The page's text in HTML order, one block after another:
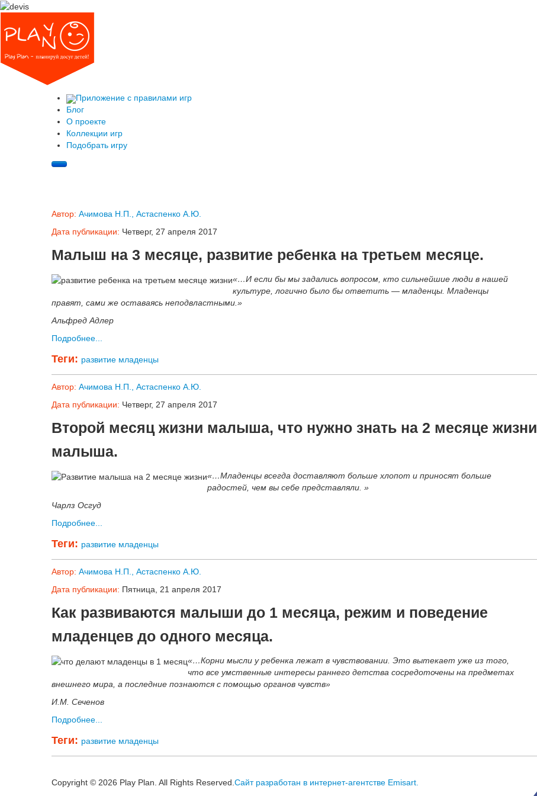
Приложение с правилами игр
Блог
О проекте
Коллекции игр
Подобрать игру
Автор: Ачимова Н.П., Астаспенко А.Ю.
Дата публикации: Четверг, 27 апреля 2017
Малыш на 3 месяце, развитие ребенка на третьем месяце.
«…И если бы мы задались вопросом, кто сильнейшие люди в нашей
культуре, логично было бы ответить — младенцы. Младенцы
правят, сами же оставаясь неподвластными.»
Альфред Адлер
Подробнее...
Теги: развитие младенцы
Автор: Ачимова Н.П., Астаспенко А.Ю.
Дата публикации: Четверг, 27 апреля 2017
Второй месяц жизни малыша, что нужно знать на 2 месяце жизни
малыша.
«…Младенцы всегда доставляют больше хлопот и приносят больше
радостей, чем вы себе представляли. »
Чарлз Осгуд
Подробнее...
Теги: развитие младенцы
Автор: Ачимова Н.П., Астаспенко А.Ю.
Дата публикации: Пятница, 21 апреля 2017
Как развиваются малыши до 1 месяца, режим и поведение
младенцев до одного месяца.
«…Корни мысли у ребенка лежат в чувствовании. Это вытекает уже из того,
что все умственные интересы раннего детства сосредоточены на предметах
внешнего мира, а последние познаются с помощью органов чувств»
И.М. Сеченов
Подробнее...
Теги: развитие младенцы
Copyright © 2026 Play Plan. All Rights Reserved.Сайт разработан в интернет-агентстве Emisart.